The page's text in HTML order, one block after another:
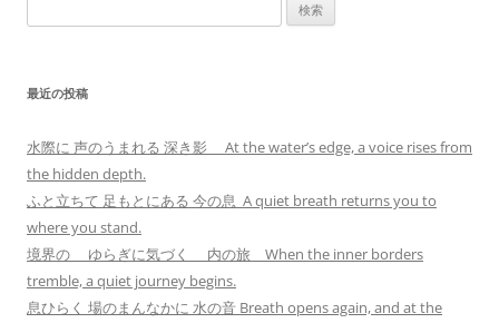
索:
最近の投稿
水際に 声のうまれる 深き影 At the water’s edge, a voice rises from
the hidden depth.
ふと立ちて 足もとにある 今の息 A quiet breath returns you to
where you stand.
境界の ゆらぎに気づく 内の旅 When the inner borders
tremble, a quiet journey begins.
息ひらく 場のまんなかに 水の音 Breath opens again, and at the